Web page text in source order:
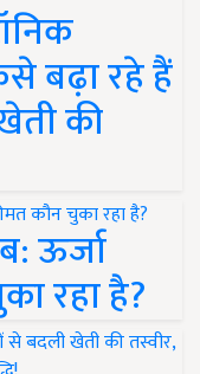
बढ़ा रहे हैं
की
ऊर्जा
रहा है?